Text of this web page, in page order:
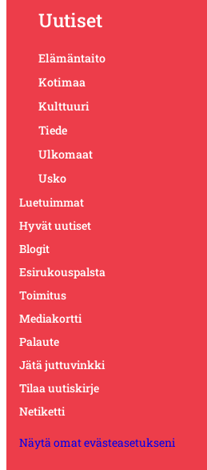
Uutiset
Elämäntaito
Kotimaa
Kulttuuri
Tiede
Ulkomaat
Usko
Luetuimmat
Hyvät uutiset
Blogit
Esirukouspalsta
Toimitus
Mediakortti
Palaute
Jätä juttuvinkki
Tilaa uutiskirje
Netiketti
Näytä omat evästeasetukseni